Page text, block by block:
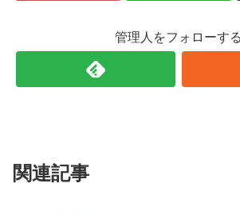
管理人をフォローする
関連記事